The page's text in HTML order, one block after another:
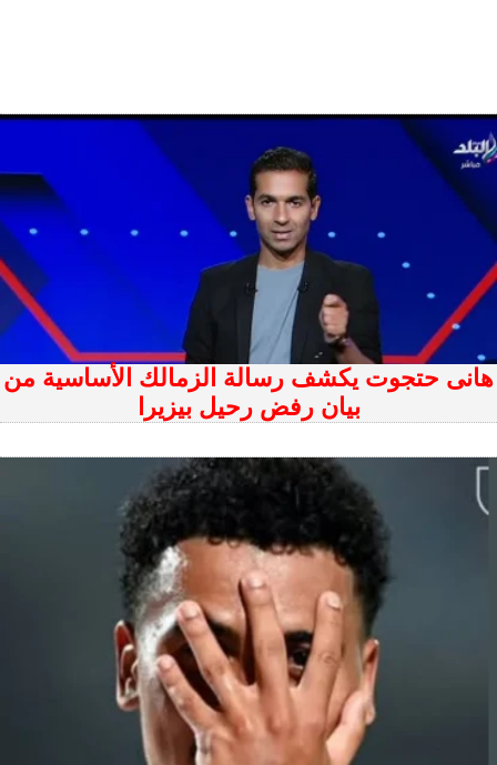
هانى حتجوت يكشف رسالة الزمالك الأساسية من
بيان رفض رحيل بيزيرا